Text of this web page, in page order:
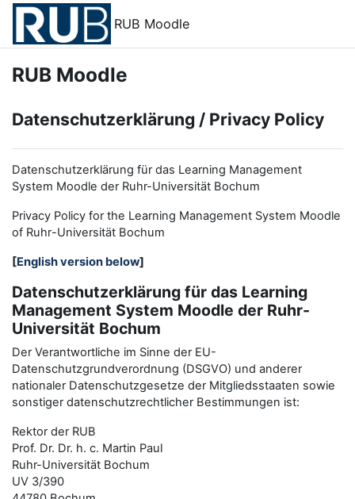
Zum Hauptinhalt
RUB Moodle
RUB Moodle
Datenschutzerklärung / Privacy Policy
Datenschutzerklärung für das Learning Management
System Moodle der Ruhr-Universität Bochum
Privacy Policy for the Learning Management System Moodle
of Ruhr-Universität Bochum
[English version below]
Datenschutzerklärung für das Learning
Management System Moodle der Ruhr-
Universität Bochum
Der Verantwortliche im Sinne der EU-
Datenschutzgrundverordnung (DSGVO) und anderer
nationaler Datenschutzgesetze der Mitgliedsstaaten sowie
sonstiger datenschutzrechtlicher Bestimmungen ist:
Rektor der RUB
Prof. Dr. Dr. h. c. Martin Paul
Ruhr-Universität Bochum
UV 3/390